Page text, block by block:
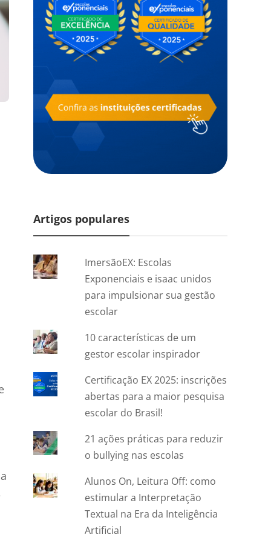
Artigos populares
ImersãoEX: Escolas
Exponenciais e isaac unidos
para impulsionar sua gestão
escolar
10 características de um
gestor escolar inspirador
Certificação EX 2025: inscrições
abertas para a maior pesquisa
escolar do Brasil!
21 ações práticas para reduzir
o bullying nas escolas
Alunos On, Leitura Off: como
estimular a Interpretação
Textual na Era da Inteligência
Artificial